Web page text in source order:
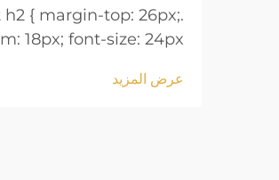
{ margin-top: 26px;
18px; font-size: 24px
} .blog-content h3 {
عرض المزيد